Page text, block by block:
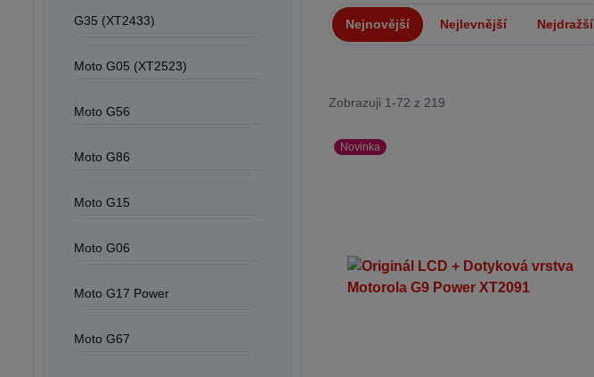
Nejnovější Nejlevnější Nejdražší
Zobrazuji 1-72 z 219
Novinka
G35 (XT2433)
Moto G05 (XT2523)
Moto G56
Moto G86
Moto G15
Moto G06
Moto G17 Power
Moto G67